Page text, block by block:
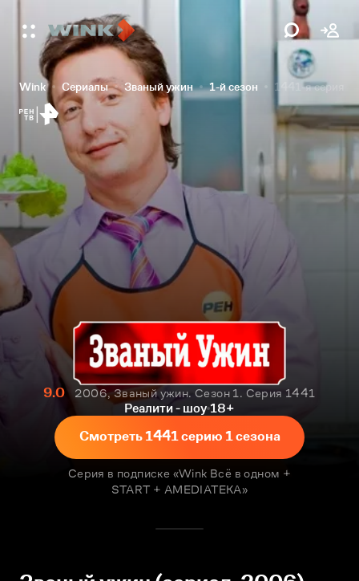
Wink Сериалы Званый ужин 1-й сезон 1441-я серия
9.0
2006, Званый ужин. Сезон 1. Серия 1441
Реалити - шоу 18+
Смотреть 1441 серию 1 сезона
Серия в подписке «Wink Всё в одном +
START + AMEDIATEKA»